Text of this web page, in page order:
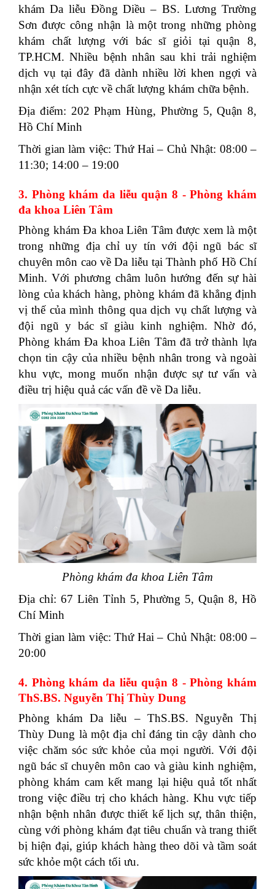
khám Da liễu Đồng Diều – BS. Lương Trường
Sơn được công nhận là một trong những phòng
khám chất lượng với bác sĩ giỏi tại quận 8,
TP.HCM. Nhiều bệnh nhân sau khi trải nghiệm
dịch vụ tại đây đã dành nhiều lời khen ngợi và
nhận xét tích cực về chất lượng khám chữa bệnh.
Địa điểm: 202 Phạm Hùng, Phường 5, Quận 8,
Hồ Chí Minh
Thời gian làm việc: Thứ Hai – Chủ Nhật: 08:00 –
11:30; 14:00 – 19:00
3. Phòng khám da liễu quận 8 - Phòng khám
đa khoa Liên Tâm
Phòng khám Đa khoa Liên Tâm được xem là một
trong những địa chỉ uy tín với đội ngũ bác sĩ
chuyên môn cao về Da liễu tại Thành phố Hồ Chí
Minh. Với phương châm luôn hướng đến sự hài
lòng của khách hàng, phòng khám đã khẳng định
vị thế của mình thông qua dịch vụ chất lượng và
đội ngũ y bác sĩ giàu kinh nghiệm. Nhờ đó,
Phòng khám Đa khoa Liên Tâm đã trở thành lựa
chọn tin cậy của nhiều bệnh nhân trong và ngoài
khu vực, mong muốn nhận được sự tư vấn và
điều trị hiệu quả các vấn đề về Da liễu.
Phòng khám đa khoa Liên Tâm
Địa chỉ: 67 Liên Tỉnh 5, Phường 5, Quận 8, Hồ
Chí Minh
Thời gian làm việc: Thứ Hai – Chủ Nhật: 08:00 –
20:00
4. Phòng khám da liễu quận 8 - Phòng khám
ThS.BS. Nguyễn Thị Thùy Dung
Phòng khám Da liễu – ThS.BS. Nguyễn Thị
Thùy Dung là một địa chỉ đáng tin cậy dành cho
việc chăm sóc sức khỏe của mọi người. Với đội
ngũ bác sĩ chuyên môn cao và giàu kinh nghiệm,
phòng khám cam kết mang lại hiệu quả tốt nhất
trong việc điều trị cho khách hàng. Khu vực tiếp
nhận bệnh nhân được thiết kế lịch sự, thân thiện,
cùng với phòng khám đạt tiêu chuẩn và trang thiết
bị hiện đại, giúp khách hàng theo dõi và tầm soát
sức khỏe một cách tối ưu.